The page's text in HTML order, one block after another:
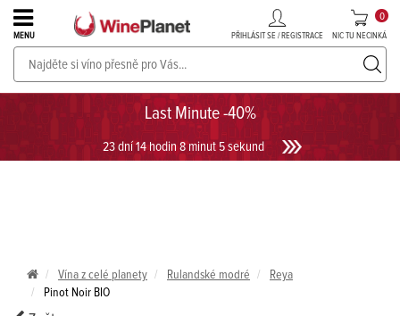
Last Minute -40%
23 dní 14 hodin 8 minut 5 sekund
MENU PŘIHLÁSIT SE / REGISTRACE NIC TU NECINKÁ
0
PROSECCO v akci až do -30%!UKÁZAT PROSECCO
Vína z celé planety Rulandské modré
Reya
Pinot Noir BIO